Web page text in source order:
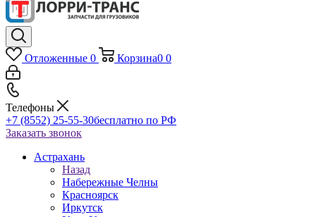
Отложенные 0 Корзина0 0
Телефоны
+7 (8552) 25-55-30бесплатно по РФ
Заказать звонок
Астрахань
Назад
Набережные Челны
Красноярск
Иркутск